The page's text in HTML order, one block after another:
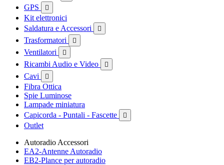
GPS 
Kit elettronici
Saldatura e Accessori

Trasformatori 
Ventilatori 
Ricambi Audio e Video 
Cavi 
Fibra Ottica
Spie Luminose
Lampade miniatura
Capicorda - Puntali - Fascette

Outlet
Autoradio Accessori
EA2-Antenne Autoradio
EB2-Plance per autoradio